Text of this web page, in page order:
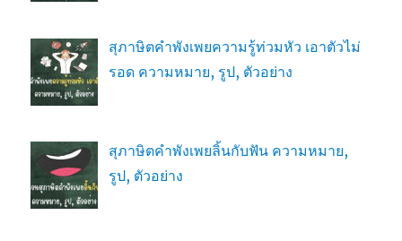
สุภาษิตคำพังเพยความรู้ท่วมหัว เอาตัวไม่
รอด ความหมาย, รูป, ตัวอย่าง
สุภาษิตคำพังเพยลิ้นกับฟัน ความหมาย,
รูป, ตัวอย่าง